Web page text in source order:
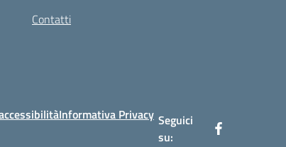
Contatti
Informativa Privacy Seguici
su: